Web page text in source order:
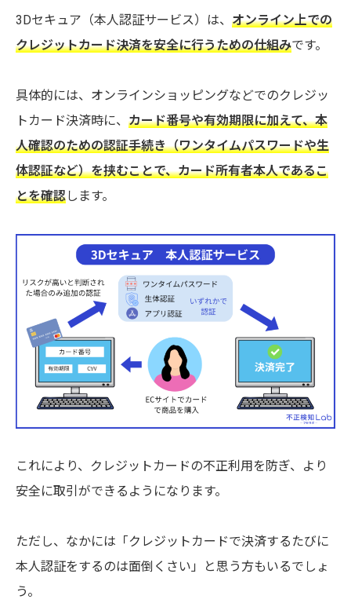
3Dセキュア（本人認証サービス）は、 オンライン上での
クレジットカード決済を安全に行うための仕組みです。
具体的には、オンラインショッピングなどでのクレジッ
トカード決済時に、 カード番号や有効期限に加えて、本
人確認のための認証手続き（ワンタイムパスワードや生
体認証など）を挟むことで、カード所有者本人であるこ
とを確認します。
これにより、クレジットカードの不正利用を防ぎ、より
安全に取引ができるようになります。
ただし、なかには「クレジットカードで決済するたびに
本人認証をするのは面倒くさい」と思う方もいるでしょ
う。